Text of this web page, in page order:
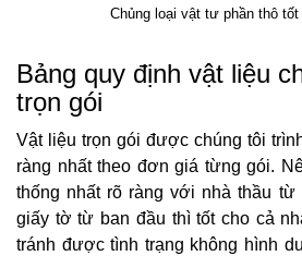
Chủng loại vật tư phần thô tốt
Bảng quy định vật liệu
trọn gói
Vật liệu trọn gói được chúng tôi
ràng nhất theo đơn giá từng gói.
thống nhất rõ ràng với nhà thầu từ
giấy tờ từ ban đầu thì tốt cho cả
tránh được tình trạng không hình